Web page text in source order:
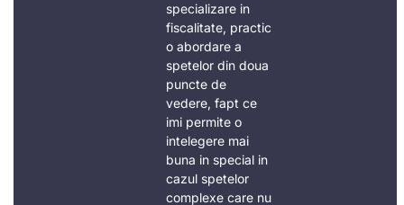
specializare in
fiscalitate, practic
o abordare a
spetelor din doua
puncte de
vedere, fapt ce
imi permite o
intelegere mai
buna in special in
cazul spetelor
complexe care nu